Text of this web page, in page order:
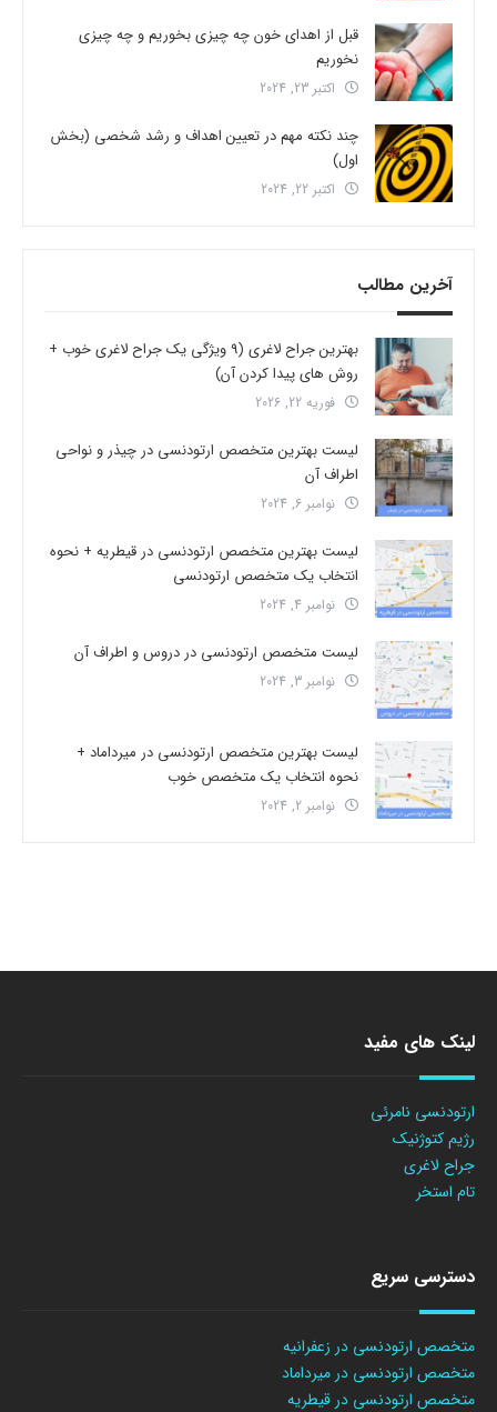
قبل از اهدای خون چه چیزی بخوریم و چه چیزی
نخوریم
اکتبر 23, 2024
چند نکته مهم در تعیین اهداف و رشد شخصی (بخش
اول)
اکتبر 22, 2024
آخرین مطالب
بهترین جراح لاغری (9 ویژگی یک جراح لاغری خوب +
روش های پیدا کردن آن)
فوریه 22, 2026
لیست بهترین متخصص ارتودنسی در چیذر و نواحی
اطراف آن
نوامبر 6, 2024
لیست بهترین متخصص ارتودنسی در قیطریه + نحوه
انتخاب یک متخصص ارتودنسی
نوامبر 4, 2024
لیست متخصص ارتودنسی در دروس و اطراف آن
نوامبر 3, 2024
لیست بهترین متخصص ارتودنسی در میرداماد +
نحوه انتخاب یک متخصص خوب
نوامبر 2, 2024
لینک های مفید
ارتودنسی نامرئی
رژیم کتوژنیک
جراح لاغری
تام استخر
دسترسی سریع
متخصص ارتودنسی در زعفرانیه
متخصص ارتودنسی در میرداماد
متخصص ارتودنسی در قیطریه